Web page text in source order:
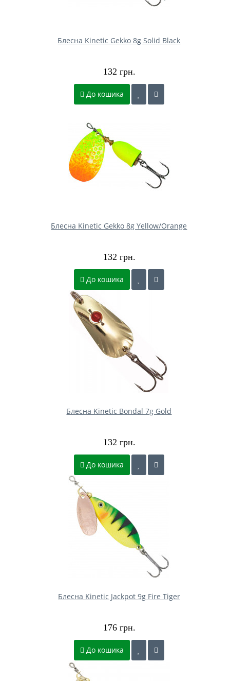
Блесна Kinetic Gekko 8g Solid Black
132 грн.
До кошика
Блесна Kinetic Gekko 8g Yellow/Orange
132 грн.
До кошика
Блесна Kinetic Bondal 7g Gold
132 грн.
До кошика
Блесна Kinetic Jackpot 9g Fire Tiger
176 грн.
До кошика